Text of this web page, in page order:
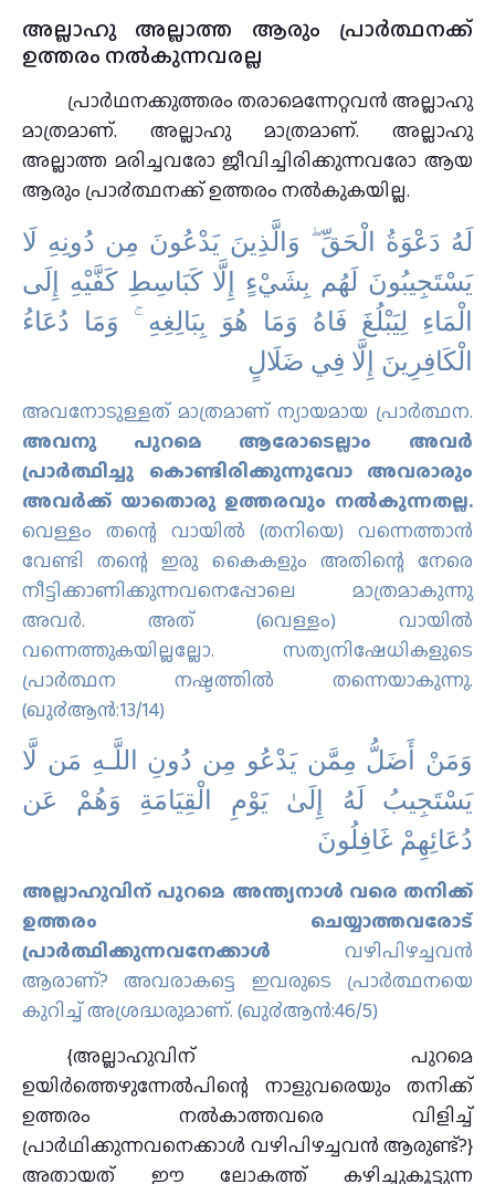
അല്ലാഹു അല്ലാത്ത ആരും പ്രാര്‍ത്ഥനക്ക്
ഉത്തരം നൽകുന്നവരല്ല
പ്രാര്‍ഥനക്കുത്തരം തരാമെന്നേറ്റവന്‍ അല്ലാഹു
മാത്രമാണ്. അല്ലാഹു മാത്രമാണ്. അല്ലാഹു
അല്ലാത്ത മരിച്ചവരോ ജീവിച്ചിരിക്കുന്നവരോ ആയ
ആരും പ്രാ൪ത്ഥനക്ക് ഉത്തരം നല്‍കുകയില്ല.
لَهُ دَعْوَةُ الْحَقِّ ۖ وَالَّذِينَ يَدْعُونَ مِن دُونِهِ لَا
يَسْتَجِيبُونَ لَهُم بِشَيْءٍ إِلَّا كَبَاسِطِ كَفَّيْهِ إِلَى
الْمَاءِ لِيَبْلُغَ فَاهُ وَمَا هُوَ بِبَالِغِهِ ۚ وَمَا دُعَاءُ
الْكَافِرِينَ إِلَّا فِي ضَلَالٍ
അവനോടുള്ളത്‌ മാത്രമാണ്‌ ന്യായമായ പ്രാർത്ഥന.
അവനു പുറമെ ആരോടെല്ലാം അവർ
പ്രാർത്ഥിച്ചു കൊണ്ടിരിക്കുന്നുവോ അവരാരും
അവർക്ക്‌ യാതൊരു ഉത്തരവും നൽകുന്നതല്ല.
വെള്ളം തന്റെ വായിൽ (തനിയെ) വന്നെത്താൻ
വേണ്ടി തന്റെ ഇരു കൈകളും അതിന്റെ നേരെ
നീട്ടിക്കാണിക്കുന്നവനെപ്പോലെ മാത്രമാകുന്നു
അവർ. അത്‌ (വെള്ളം) വായിൽ
വന്നെത്തുകയില്ലല്ലോ. സത്യനിഷേധികളുടെ
പ്രാർത്ഥന നഷ്ടത്തിൽ തന്നെയാകുന്നു.
(ഖു൪ആന്‍:13/14)
وَمَنْ أَضَلُّ مِمَّن يَدْعُو مِن دُونِ اللَّـهِ مَن لَّا
يَسْتَجِيبُ لَهُ إِلَىٰ يَوْمِ الْقِيَامَةِ وَهُمْ عَن
دُعَائِهِمْ غَافِلُونَ
അല്ലാഹുവിന്‌ പുറമെ അന്ത്യനാൾ വരെ തനിക്ക്‌
ഉത്തരം ചെയ്യാത്തവരോട്‌
പ്രാർത്ഥിക്കുന്നവനേക്കാൾ വഴിപിഴച്ചവൻ
ആരാണ്‌? അവരാകട്ടെ ഇവരുടെ പ്രാർത്ഥനയെ
കുറിച്ച്‌ അശ്രദ്ധരുമാണ്‌. (ഖു൪ആന്‍:46/5)
{അല്ലാഹുവിന് പുറമെ
ഉയിർത്തെഴുന്നേൽപിന്റെ നാളുവരെയും തനിക്ക്
ഉത്തരം നൽകാത്തവരെ വിളിച്ച്
പ്രാർഥിക്കുന്നവനെക്കാൾ വഴിപിഴച്ചവൻ ആരുണ്ട്?}
അതായത് ഈ ലോകത്ത് കഴിച്ചുകൂട്ടുന്ന